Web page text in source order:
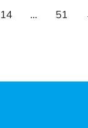
14 … 51